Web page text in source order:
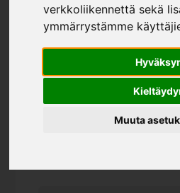
verkkoliikennettä sekä
ymmärrystämme
Muuta